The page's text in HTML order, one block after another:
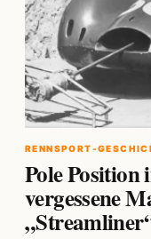
RENNSPORT-
Pole
vergessene